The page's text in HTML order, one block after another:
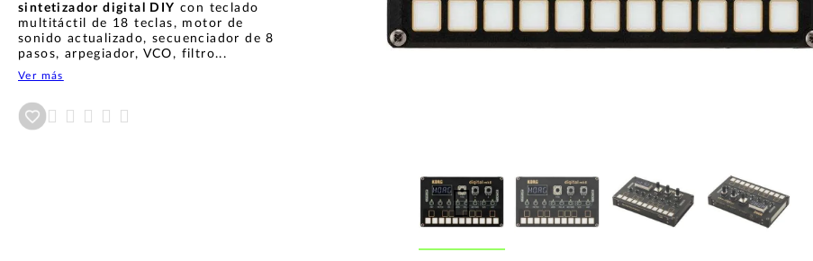
sintetizador digital DIY con teclado
multitáctil de 18 teclas, motor de
sonido actualizado, secuenciador de 8
pasos, arpegiador, VCO, filtro...
Ver más